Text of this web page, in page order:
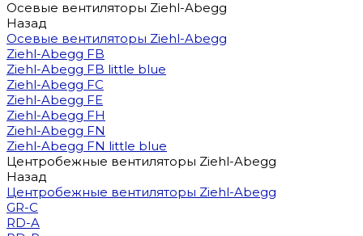
Осевые вентиляторы Ziehl-Abegg
Назад
Осевые вентиляторы Ziehl-Abegg
Ziehl-Abegg FB
Ziehl-Abegg FB little blue
Ziehl-Abegg FC
Ziehl-Abegg FE
Ziehl-Abegg FH
Ziehl-Abegg FN
Ziehl-Abegg FN little blue
Центробежные вентиляторы Ziehl-Abegg
Назад
Центробежные вентиляторы Ziehl-Abegg
GR-C
RD-A